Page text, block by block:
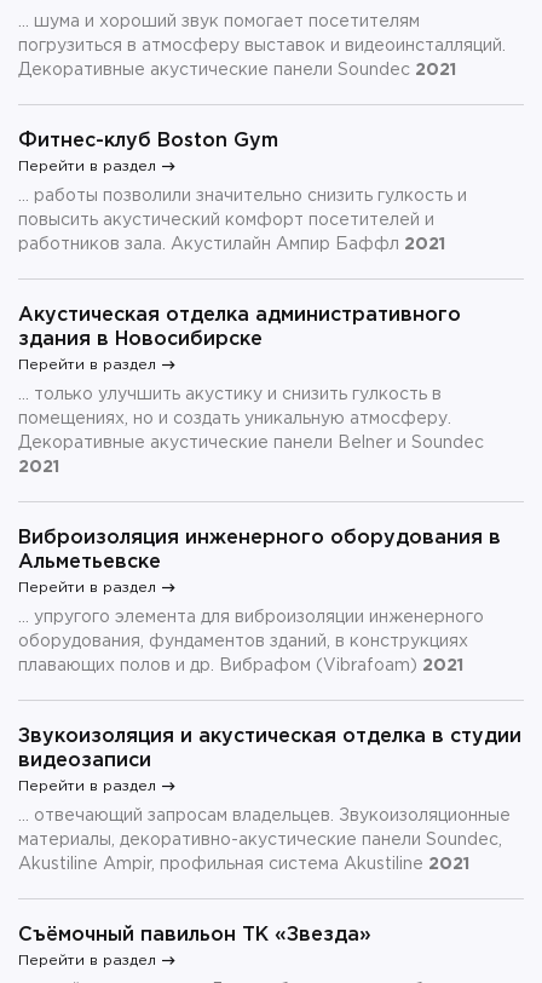
... шума и хороший звук помогает посетителям
погрузиться в атмосферу выставок и видеоинсталляций.
Декоративные акустические панели Soundec 2021
Фитнес-клуб Boston Gym
Перейти в раздел
... работы позволили значительно снизить гулкость и
повысить акустический комфорт посетителей и
работников зала. Акустилайн Ампир Баффл 2021
Акустическая отделка административного
здания в Новосибирске
Перейти в раздел
... только улучшить акустику и снизить гулкость в
помещениях, но и создать уникальную атмосферу.
Декоративные акустические панели Belner и Soundec
2021
Виброизоляция инженерного оборудования в
Альметьевске
Перейти в раздел
... упругого элемента для виброизоляции инженерного
оборудования, фундаментов зданий, в конструкциях
плавающих полов и др. Вибрафом (Vibrafoam) 2021
Звукоизоляция и акустическая отделка в студии
видеозаписи
Перейти в раздел
... отвечающий запросам владельцев. Звукоизоляционные
материалы, декоративно-акустические панели Soundec,
Akustiline Ampir, профильная система Akustiline 2021
Съёмочный павильон ТК «Звезда»
Перейти в раздел